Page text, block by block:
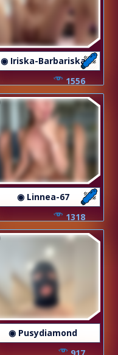
◉ Iriska-Barbariska
1556
◉ Linnea-67
1318
◉ Pusydiamond